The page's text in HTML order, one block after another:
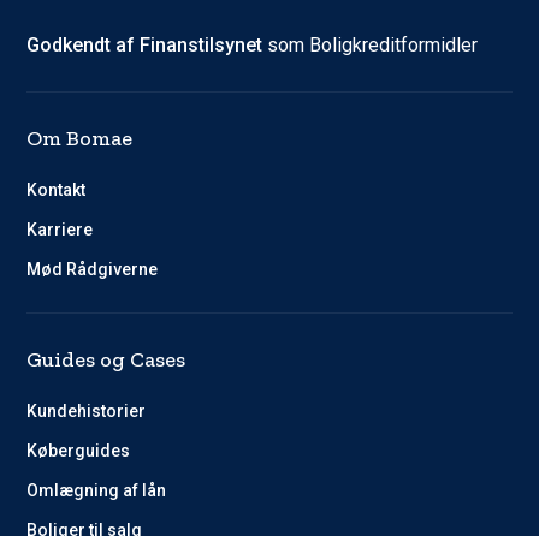
Godkendt af Finanstilsynet som Boligkreditformidler
Om Bomae
Kontakt
Karriere
Mød Rådgiverne
Guides og Cases
Kundehistorier
Køberguides
Omlægning af lån
Boliger til salg